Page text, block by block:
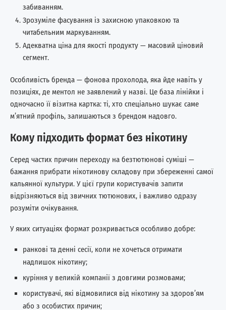
забиванням.
Зрозуміле фасування із захисною упаковкою та
читабельним маркуванням.
Адекватна ціна для якості продукту — масовий ціновий
сегмент.
Особливість бренда — фонова прохолода, яка йде навіть у
позиціях, де ментол не заявлений у назві. Це база лінійки і
одночасно її візитна картка: ті, хто спеціально шукає саме
м’ятний профіль, залишаються з брендом надовго.
Кому підходить формат без нікотину
Серед частих причин переходу на безтютюнові суміші —
бажання прибрати нікотинову складову при збереженні самої
кальянної культури. У цієї групи користувачів запити
відрізняються від звичних тютюнових, і важливо одразу
розуміти очікування.
У яких ситуаціях формат розкривається особливо добре:
ранкові та денні сесії, коли не хочеться отримати
надлишок нікотину;
куріння у великій компанії з довгими розмовами;
користувачі, які відмовилися від нікотину за здоров’ям
або з особистих причин;